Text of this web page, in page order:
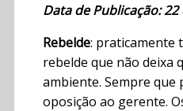
Data de Publicação:
Rebelde: praticamente
rebelde que não deixa
ambiente. Sempre que
oposição ao gerente.